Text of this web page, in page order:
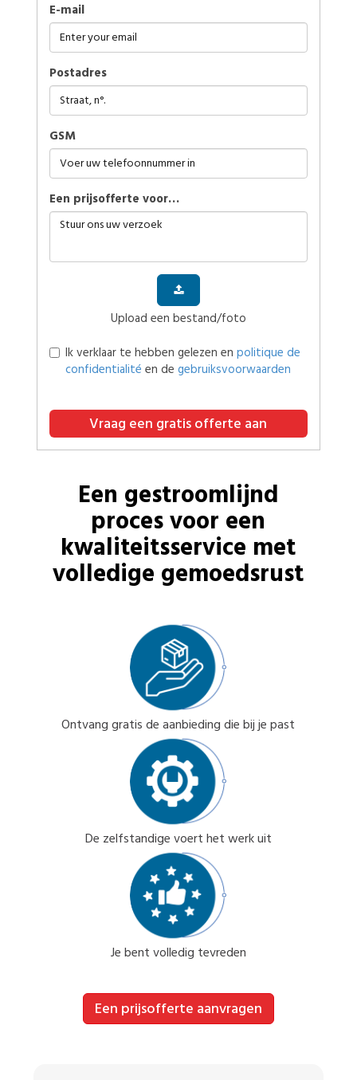
E-mail
Postadres
GSM
Een prijsofferte voor…
Upload een bestand/foto
Ik verklaar te hebben gelezen en politique de
confidentialité en de gebruiksvoorwaarden
Vraag een gratis offerte aan
Een gestroomlijnd
proces voor een
kwaliteitsservice met
volledige gemoedsrust
Ontvang gratis de aanbieding die bij je past
De zelfstandige voert het werk uit
Je bent volledig tevreden
Een prijsofferte aanvragen